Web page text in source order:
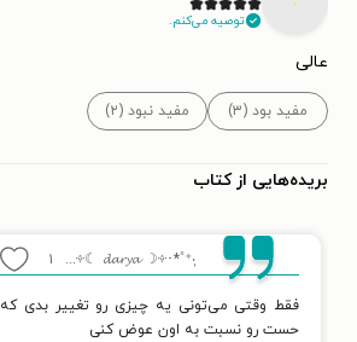
توصیه می‌کنم.
عالی
مفید بود (۳) مفید نبود (۲)
بریده‌هایی از کتاب
‧͙⁺˚*･༓☾ 𝓭𝓪𝓻𝔂𝓪 ☽༓･*˚⁺‧͙ ۱
فقط وقتی می‌تونی یه چیزی رو تغییر بدی که
حست رو نسبت به اون عوض کنی